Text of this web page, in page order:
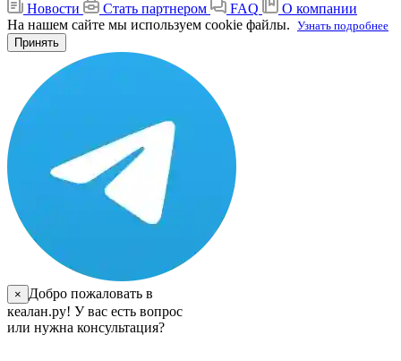
Новости
Стать партнером FAQ
О компании
На нашем сайте мы используем cookie файлы. Узнать подробнее
Принять
×
Добро пожаловать в
кеалан.ру! У вас есть вопрос
или нужна консультация?